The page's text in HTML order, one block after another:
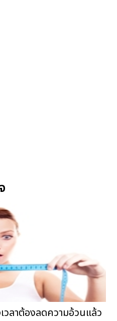
ลาต้องลดความอ้วนแล้ว